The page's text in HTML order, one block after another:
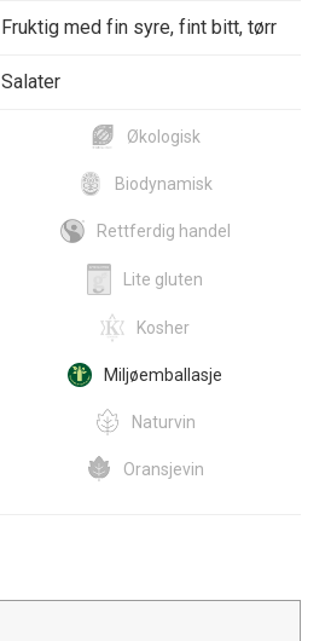
Fruktig med fin syre, fint bitt, tørr
Salater
Økologisk
Biodynamisk
Rettferdig handel
Lite gluten
Kosher
Miljøemballasje
Naturvin
Oransjevin